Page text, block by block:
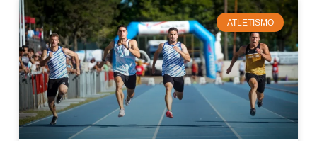
ATLETISMO